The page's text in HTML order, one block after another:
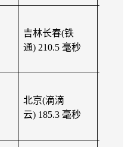
吉林长春(铁
通) 210.5 毫秒
北京(滴滴
云) 185.3 毫秒